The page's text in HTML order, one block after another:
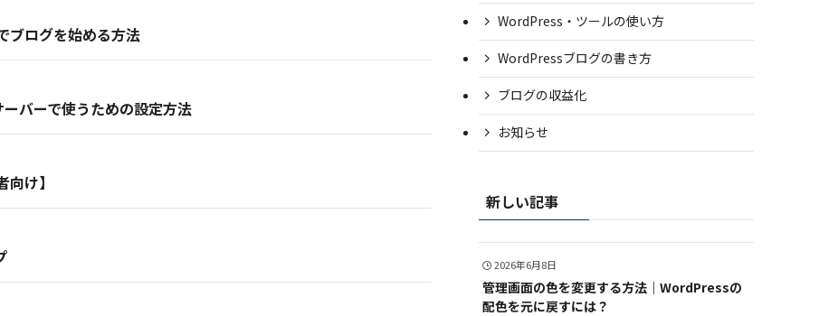
ブログを始める方法
バーで使うための設定方法
け】
WordPress・ツールの使い方
WordPressブログの書き方
ブログの収益化
お知らせ
新しい記事
2026年6月8日
管理画面の色を変更する方法｜WordPressの
配色を元に戻すには？